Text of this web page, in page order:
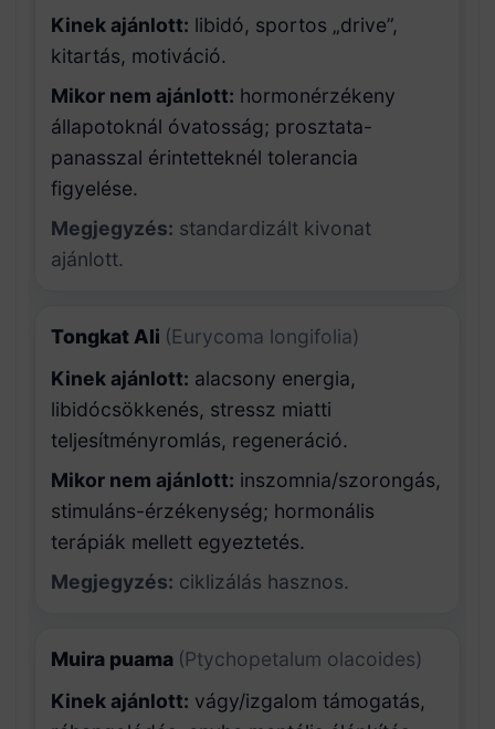
Kinek ajánlott: libidó, sportos „drive”,
kitartás, motiváció.
Mikor nem ajánlott: hormonérzékeny
állapotoknál óvatosság; prosztata-
panasszal érintetteknél tolerancia
figyelése.
Megjegyzés: standardizált kivonat
ajánlott.
Tongkat Ali (Eurycoma longifolia)
Kinek ajánlott: alacsony energia,
libidócsökkenés, stressz miatti
teljesítményromlás, regeneráció.
Mikor nem ajánlott: inszomnia/szorongás,
stimuláns-érzékenység; hormonális
terápiák mellett egyeztetés.
Megjegyzés: ciklizálás hasznos.
Muira puama (Ptychopetalum olacoides)
Kinek ajánlott: vágy/izgalom támogatás,